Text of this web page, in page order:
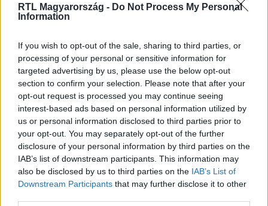
RTL Magyarország - Do Not Process My Personal
Information
If you wish to opt-out of the sale, sharing to third parties, or
processing of your personal or sensitive information for
targeted advertising by us, please use the below opt-out
section to confirm your selection. Please note that after your
opt-out request is processed you may continue seeing
interest-based ads based on personal information utilized by
us or personal information disclosed to third parties prior to
your opt-out. You may separately opt-out of the further
disclosure of your personal information by third parties on the
IAB’s list of downstream participants. This information may
also be disclosed by us to third parties on the IAB’s List of
Downstream Participants that may further disclose it to other
Kövess minket, és értesülj a friss hírekről a
Facebookon is!
Követem
#BALESET-BŰNÜGY #M1 # M1-ES AUTÓPÁLYA